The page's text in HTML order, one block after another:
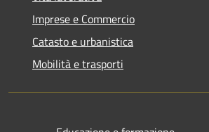
Imprese e Commercio
Catasto e urbanistica
Mobilità e trasporti